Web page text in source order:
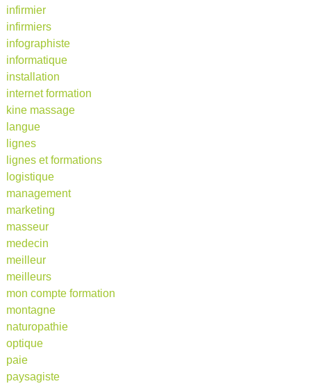
infirmier
infirmiers
infographiste
informatique
installation
internet formation
kine massage
langue
lignes
lignes et formations
logistique
management
marketing
masseur
medecin
meilleur
meilleurs
mon compte formation
montagne
naturopathie
optique
paie
paysagiste